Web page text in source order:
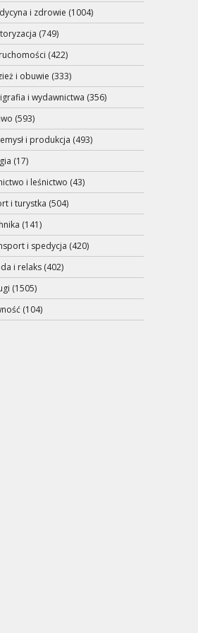
i zdrowie (1004)
(749)
(422)
i obuwie (333)
i wydawnictwa (356)
(593)
i produkcja (493)
(17)
i leśnictwo (43)
i turystka (504)
(141)
i spedycja (420)
i relaks (402)
(1505)
(104)